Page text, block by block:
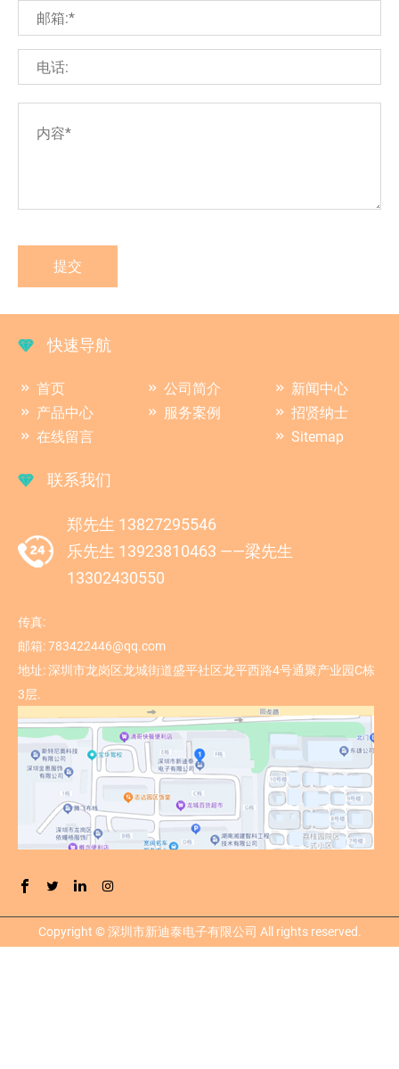
提交
快速导航
首页 公司简介
新闻中心
产品中心
服务案例
招贤纳士
在线留言
Sitemap
联系我们
郑先生 13827295546
乐先生 13923810463 ——梁先生
13302430550
传真:
邮箱:783422446@qq.com
地址:深圳市龙岗区龙城街道盛平社区龙平西路4号通聚产业园C栋
3层.
Copyright © 深圳市新迪泰电子有限公司 All rights reserved.